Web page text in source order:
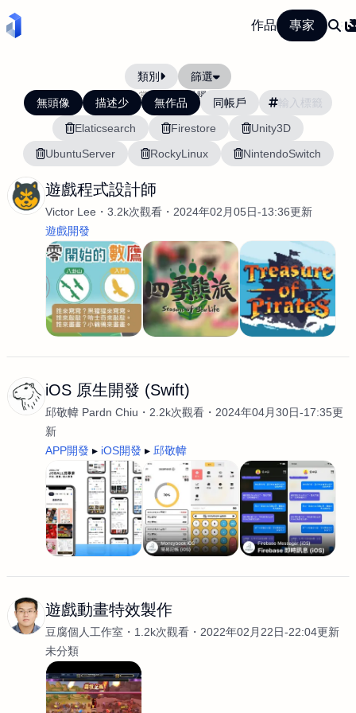
作品 專家
類別 篩選
當前排序: 活躍度
無頭像 描述少 無作品
同帳戶
Elaticsearch
Firestore
Unity3D
UbuntuServer
RockyLinux NintendoSwitch
遊戲程式設計師
Victor Lee 3.2k次觀看
2024年02月05日-13:36更新
遊戲開發
iOS 原生開發 (Swift)
邱敬幃 Pardn Chiu 2.2k次觀看
2024年04月30日-17:35更
新
APP開發
iOS開發 邱敬幃
遊戲動畫特效製作
豆腐個人工作室 1.2k次觀看
2022年02月22日-22:04更新
未分類